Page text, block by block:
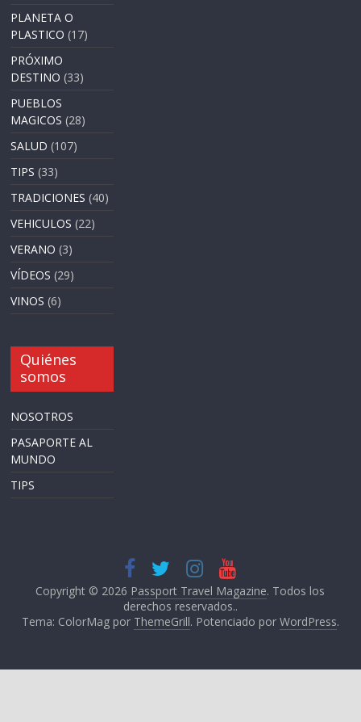
PLANETA O
PLASTICO (17)
PRÓXIMO
DESTINO (33)
PUEBLOS
MAGICOS (28)
SALUD (107)
TIPS (33)
TRADICIONES (40)
VEHICULOS (22)
VERANO (3)
VÍDEOS (29)
VINOS (6)
Quiénes
somos
NOSOTROS
PASAPORTE AL
MUNDO
TIPS
Copyright © 2026 Passport Travel Magazine. Todos los
derechos reservados..
Tema: ColorMag por ThemeGrill. Potenciado por WordPress.